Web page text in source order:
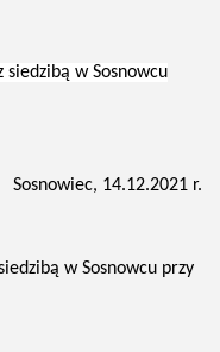
siedzibą w Sosnowcu
Sosnowiec, 14.12.2021 r.
w Sosnowcu przy